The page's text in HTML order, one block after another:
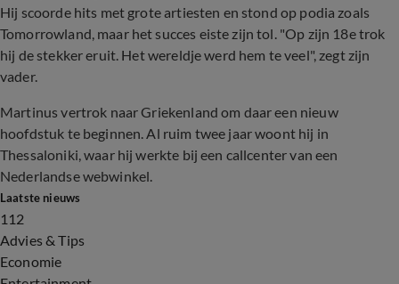
Hij scoorde hits met grote artiesten en stond op podia zoals
Tomorrowland, maar het succes eiste zijn tol. "Op zijn 18e trok
hij de stekker eruit. Het wereldje werd hem te veel", zegt zijn
vader.
Martinus vertrok naar Griekenland om daar een nieuw
hoofdstuk te beginnen. Al ruim twee jaar woont hij in
Thessaloniki, waar hij werkte bij een callcenter van een
Nederlandse webwinkel.
Laatste nieuws
112
Advies & Tips
Economie